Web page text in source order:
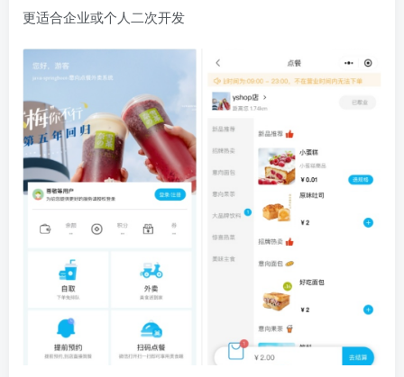
更适合企业或个人二次开发